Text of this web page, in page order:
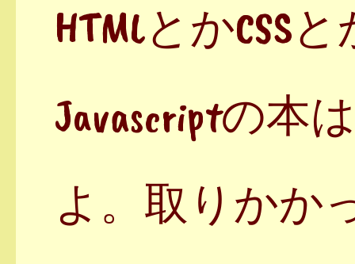
HTMLとかCSS
Javascriptの本
よ。取りかか